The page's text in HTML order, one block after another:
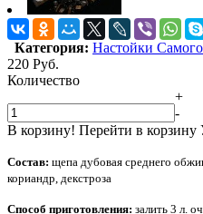
Категория: Настойки
220 Руб.
Количество
+
-
В корзину! Перейти в корзину
Состав: щепа дубовая среднего
кориандр, декстроза
Способ приготовления: залить 3 л.